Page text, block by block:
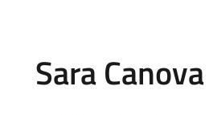
Sara Canova